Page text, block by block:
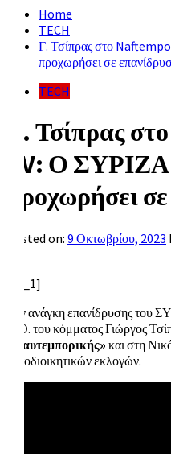
Home
TECH
Γ. Τσίπρας στο
προχωρήσει σε
TECH
Γ. Τσίπρας
TV: Ο ΣΥΡΙΖΑ
προχωρήσει
Posted on: 9 Οκτωβρίου, 2023
[ad_1]
Την ανάγκη επανίδρυσης του
Κ.Ο. του κόμματος Γιώργος
«Ναυτεμπορικής» και στη
αυτοδιοικητικών εκλογών.